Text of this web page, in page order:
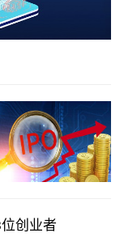
创业者